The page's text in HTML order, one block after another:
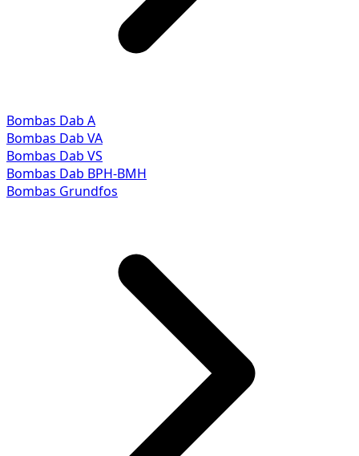
Bombas Dab A
Bombas Dab VA
Bombas Dab VS
Bombas Dab BPH-BMH
Bombas Grundfos